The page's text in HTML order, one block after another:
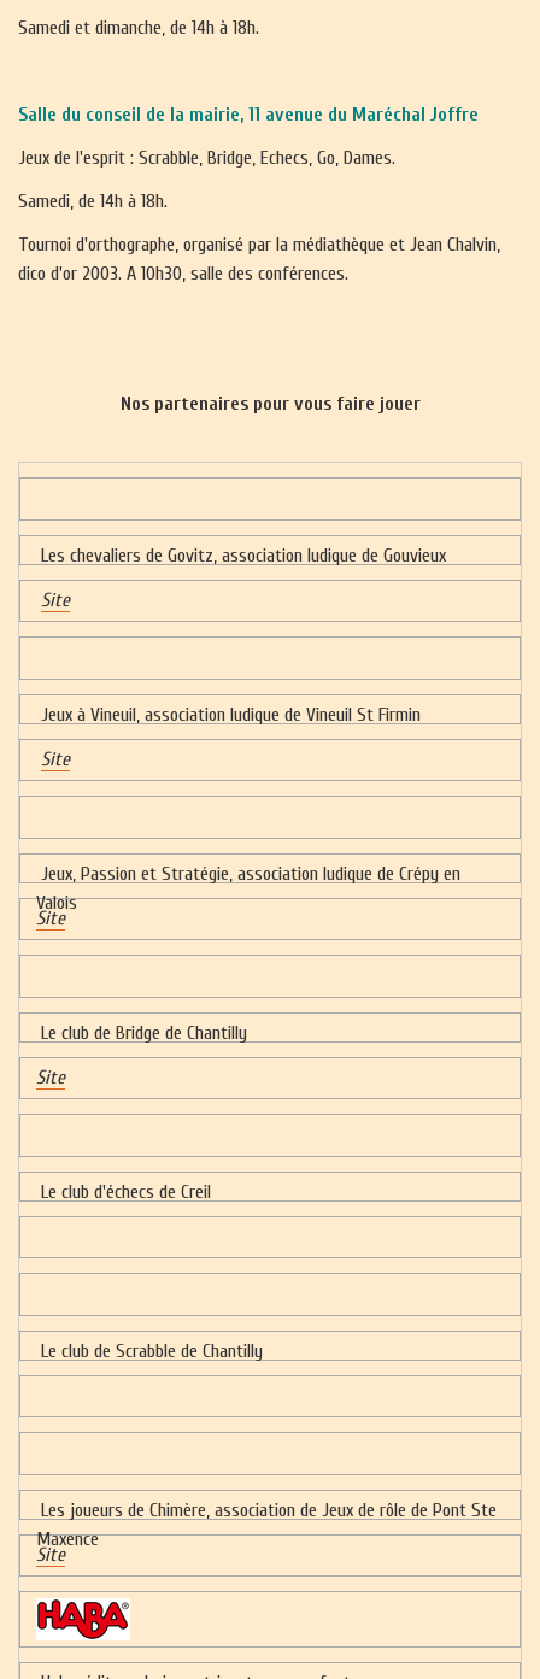
Samedi et dimanche, de 14h à 18h.
Salle du conseil de la mairie, 11 avenue du Maréchal Joffre
Jeux de l'esprit : Scrabble, Bridge, Echecs, Go, Dames.
Samedi, de 14h à 18h.
Tournoi d'orthographe, organisé par la médiathèque et Jean Chalvin,
dico d'or 2003. A 10h30, salle des conférences.
Nos partenaires pour vous faire jouer
Les chevaliers de Govitz, association ludique de Gouvieux
Site
Jeux à Vineuil, association ludique de Vineuil St Firmin
Site
Jeux, Passion et Stratégie, association ludique de Crépy en
Valois
Site
Le club de Bridge de Chantilly
Site
Le club d'échecs de Creil
Le club de Scrabble de Chantilly
Les joueurs de Chimère, association de Jeux de rôle de Pont Ste
Maxence
Site